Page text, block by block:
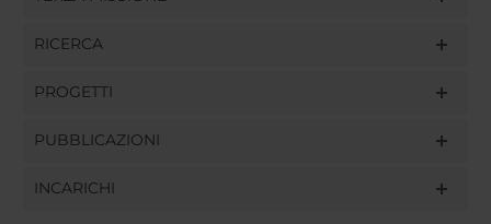
RICERCA
PROGETTI
PUBBLICAZIONI
INCARICHI